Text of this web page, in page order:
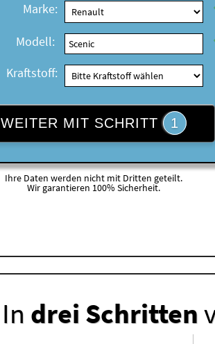
Marke:
Modell:
Kraftstoff:
WEITER MIT SCHRITT 1
Ihre Daten werden nicht mit Dritten geteilt.
Wir garantieren 100% Sicherheit.
In drei Schritten